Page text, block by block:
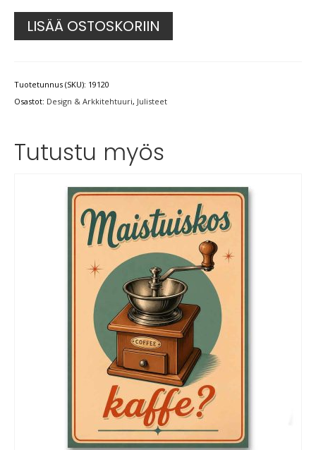
LISÄÄ OSTOSKORIIN
Tuotetunnus (SKU): 19120
Osastot: Design & Arkkitehtuuri, Julisteet
Tutustu myös